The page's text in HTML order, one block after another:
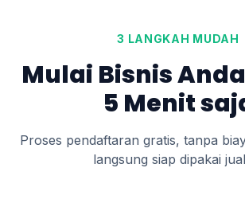
3 LANGKAH MUDAH
Mulai Bisnis
5 Menit
Proses pendaftaran gratis, tanpa
langsung siap dipakai